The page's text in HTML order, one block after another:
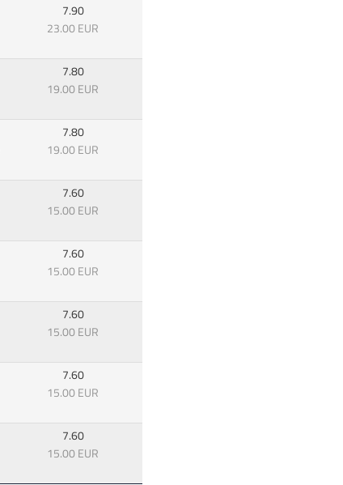
7.90
23.00 EUR
7.80
19.00 EUR
7.80
19.00 EUR
7.60
15.00 EUR
7.60
15.00 EUR
7.60
15.00 EUR
7.60
15.00 EUR
7.60
15.00 EUR